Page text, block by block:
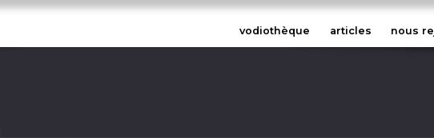
vodiothèque articles nous